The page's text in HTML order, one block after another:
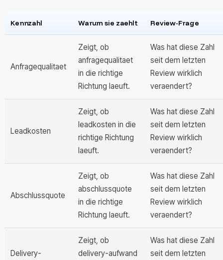
Kennzahl Warum sie zaehlt Review-Frage
Anfragequalitaet
Zeigt, ob
anfragequalitaet
in die richtige
Richtung laeuft.
Was hat diese Zahl
seit dem letzten
Review wirklich
veraendert?
Leadkosten
Zeigt, ob
leadkosten in die
richtige Richtung
laeuft.
Was hat diese Zahl
seit dem letzten
Review wirklich
veraendert?
Abschlussquote
Zeigt, ob
abschlussquote
in die richtige
Richtung laeuft.
Was hat diese Zahl
seit dem letzten
Review wirklich
veraendert?
Delivery-
Zeigt, ob
delivery-aufwand
Was hat diese Zahl
seit dem letzten